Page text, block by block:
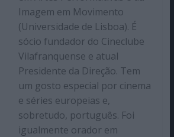
Imagem em Movimento
(Universidade de Lisboa). É
sócio fundador do Cineclube
Vilafranquense e atual
Presidente da Direção. Tem
um gosto especial por cinema
e séries europeias e,
sobretudo, português. Foi
igualmente orador em